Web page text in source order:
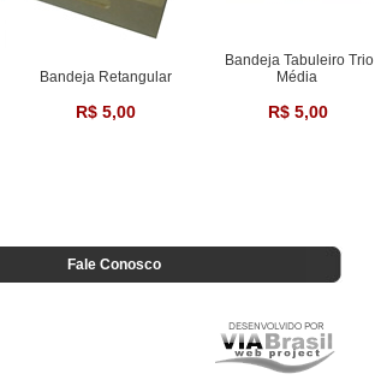
Bandeja Retangular
R$ 5,00
Bandeja Tabuleiro Trio
Média
R$ 5,00
Fale Conosco